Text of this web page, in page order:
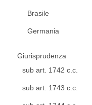
Brasile
Germania
Giurisprudenza
sub art. 1742 c.c.
sub art. 1743 c.c.